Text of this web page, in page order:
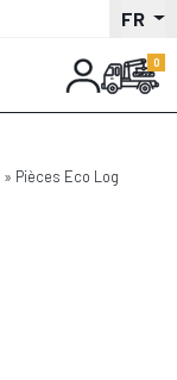
FR
Pièces Eco Log